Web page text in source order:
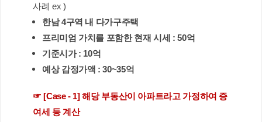
사례 ex )
한남 4구역 내 다가구주택
프리미엄 가치를 포함한 현재 시세 : 50억
기준시가 : 10억
예상 감정가액 : 30~35억
☞ [Case - 1] 해당 부동산이 아파트라고 가정하여 증
여세 등 계산